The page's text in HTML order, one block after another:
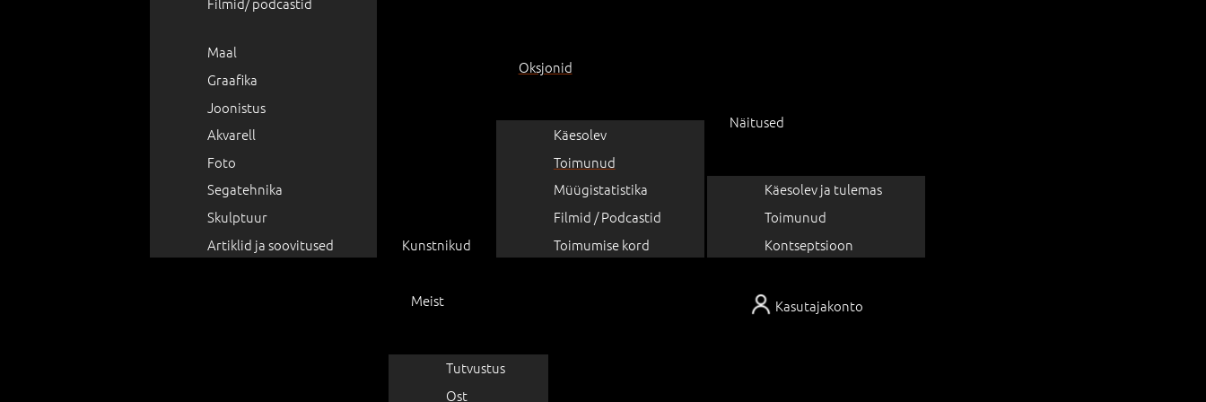
Kasutajakonto
Maal
Graafika
Joonistus
Akvarell
Foto
Segatehnika
Skulptuur
Artiklid ja soovitused
Kunstnikud
Oksjonid
Käesolev
Toimunud
Müügistatistika
Filmid / Podcastid
Toimumise kord
Näitused
Käesolev ja tulemas
Toimunud
Kontseptsioon
Meist
Tutvustus
Ost